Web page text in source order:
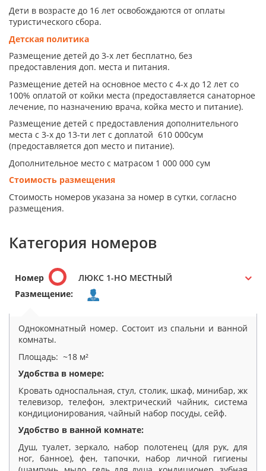
Дети в возрасте до 16 лет освобождаются от оплаты
туристического сбора.
Детская политика
Размещение детей до 3-х лет бесплатно, без
предоставления доп. места и питания.
Размещение детей на основное место с 4-х до 12 лет со
100% оплатой от койки места (предоставляется санаторное
лечение, по назначению врача, койка место и питание).
Размещение детей с предоставления дополнительного
места с 3-х до 13-ти лет с доплатой 610 000сум
(предоставляется доп место и питание).
Дополнительное место с матрасом 1 000 000 сум
Стоимость размещения
Стоимость номеров указана за номер в сутки, согласно
размещения.
Категория номеров
Номер
ЛЮКС 1-НО МЕСТНЫЙ
Размещение:
Однокомнатный номер. Состоит из спальни и ванной
комнаты.
Площадь: ~18 м²
Удобства в номере:
Кровать односпальная, стул, столик, шкаф, минибар, жк
телевизор, телефон, электрический чайник, система
кондиционирования, чайный набор посуды, сейф.
Удобство в ванной комнате:
Душ, туалет, зеркало, набор полотенец (для рук, для
ног, банное), фен, тапочки, набор личной гигиены